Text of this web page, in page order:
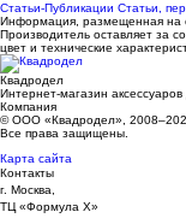
Статьи-Публикации Статьи,
Информация, размещенная на
Производитель оставляет за
цвет и технические
Квадродел
Интернет-магазин
Компания
© ООО «Квадродел»,
Все права защищены.
Карта сайта
Контакты
г. Москва,
ТЦ «Формула Х»